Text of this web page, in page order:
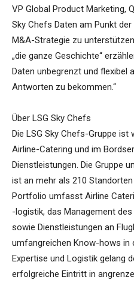
VP Global Product Marketing,
Sky Chefs Daten am Punkt
M&A-Strategie zu
„die ganze Geschichte“
Daten unbegrenzt und flexibel
Antworten zu bekommen.“
Über LSG Sky Chefs
Die LSG Sky Chefs-Gruppe
Airline-Catering und im
Dienstleistungen. Die Gruppe
ist an mehr als 210
Portfolio umfasst Airline
-logistik, das Management
sowie Dienstleistungen an
umfangreichen Know-hows in
Expertise und Logistik gelang
erfolgreiche Eintritt in